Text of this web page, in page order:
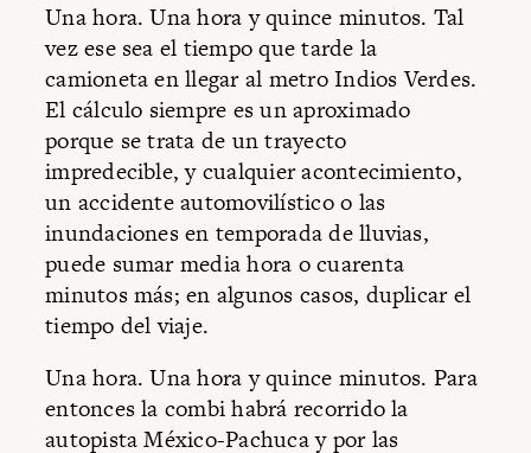
Una hora. Una hora y quince minutos. Tal
vez ese sea el tiempo que tarde la
camioneta en llegar al metro Indios Verdes.
El cálculo siempre es un aproximado
porque se trata de un trayecto
impredecible, y cualquier acontecimiento,
un accidente automovilístico o las
inundaciones en temporada de lluvias,
puede sumar media hora o cuarenta
minutos más; en algunos casos, duplicar el
tiempo del viaje.
Una hora. Una hora y quince minutos. Para
entonces la combi habrá recorrido la
autopista México-Pachuca y por las